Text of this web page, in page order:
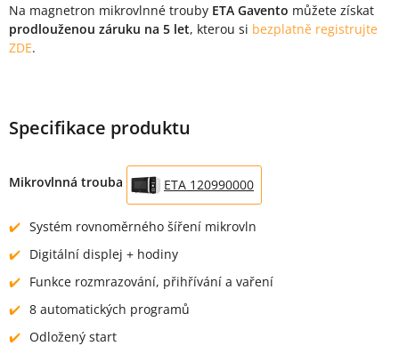
Na magnetron mikrovlnné trouby ETA Gavento můžete získat
prodlouženou záruku na 5 let, kterou si bezplatně registrujte
ZDE.
Specifikace produktu
Mikrovlnná trouba ETA 120990000
Systém rovnoměrného šíření mikrovln
Digitální displej + hodiny
Funkce rozmrazování, přihřívání a vaření
8 automatických programů
Odložený start